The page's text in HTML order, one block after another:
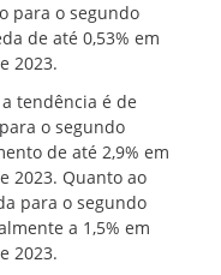
para o segundo
de até 0,53% em
2023.
a tendência é de
o segundo
de até 2,9% em
2023. Quanto ao
para o segundo
a 1,5% em
2023.